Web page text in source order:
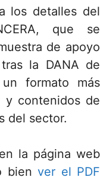
los detalles del
que se
de apoyo
la DANA de
formato más
y contenidos de
del sector.
la página web
bien ver el PDF